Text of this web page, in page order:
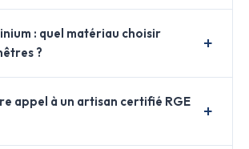
: quel matériau choisir
?
appel à un artisan certifié RGE